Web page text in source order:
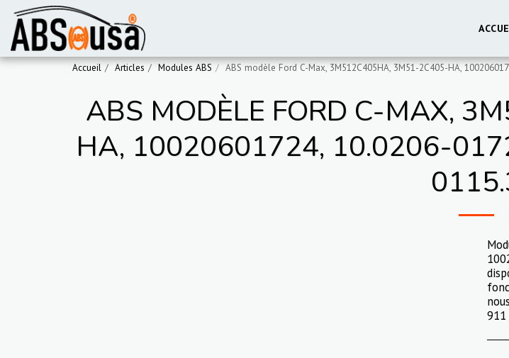
Accueil Articles Modules ABS ABS modèle Ford C-Max, 3M512C405HA, 3M51-2C405-HA,
ABS MODÈLE FORD C-MAX,
HA, 10020601724, 10.0206-
911